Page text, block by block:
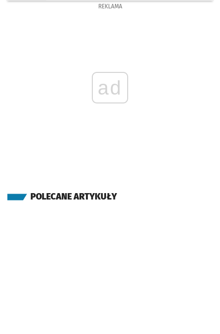
REKLAMA
ad
POLECANE ARTYKUŁY